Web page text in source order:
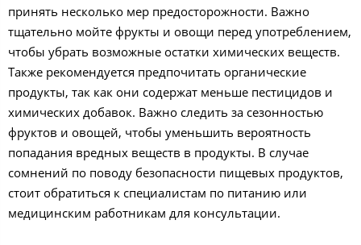
принять несколько мер предосторожности. Важно
тщательно мойте фрукты и овощи перед употреблением,
чтобы убрать возможные остатки химических веществ.
Также рекомендуется предпочитать органические
продукты, так как они содержат меньше пестицидов и
химических добавок. Важно следить за сезонностью
фруктов и овощей, чтобы уменьшить вероятность
попадания вредных веществ в продукты. В случае
сомнений по поводу безопасности пищевых продуктов,
стоит обратиться к специалистам по питанию или
медицинским работникам для консультации.